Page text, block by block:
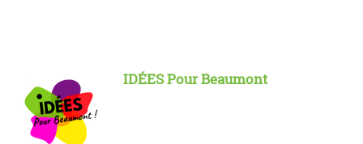
IDÉES Pour Beaumont